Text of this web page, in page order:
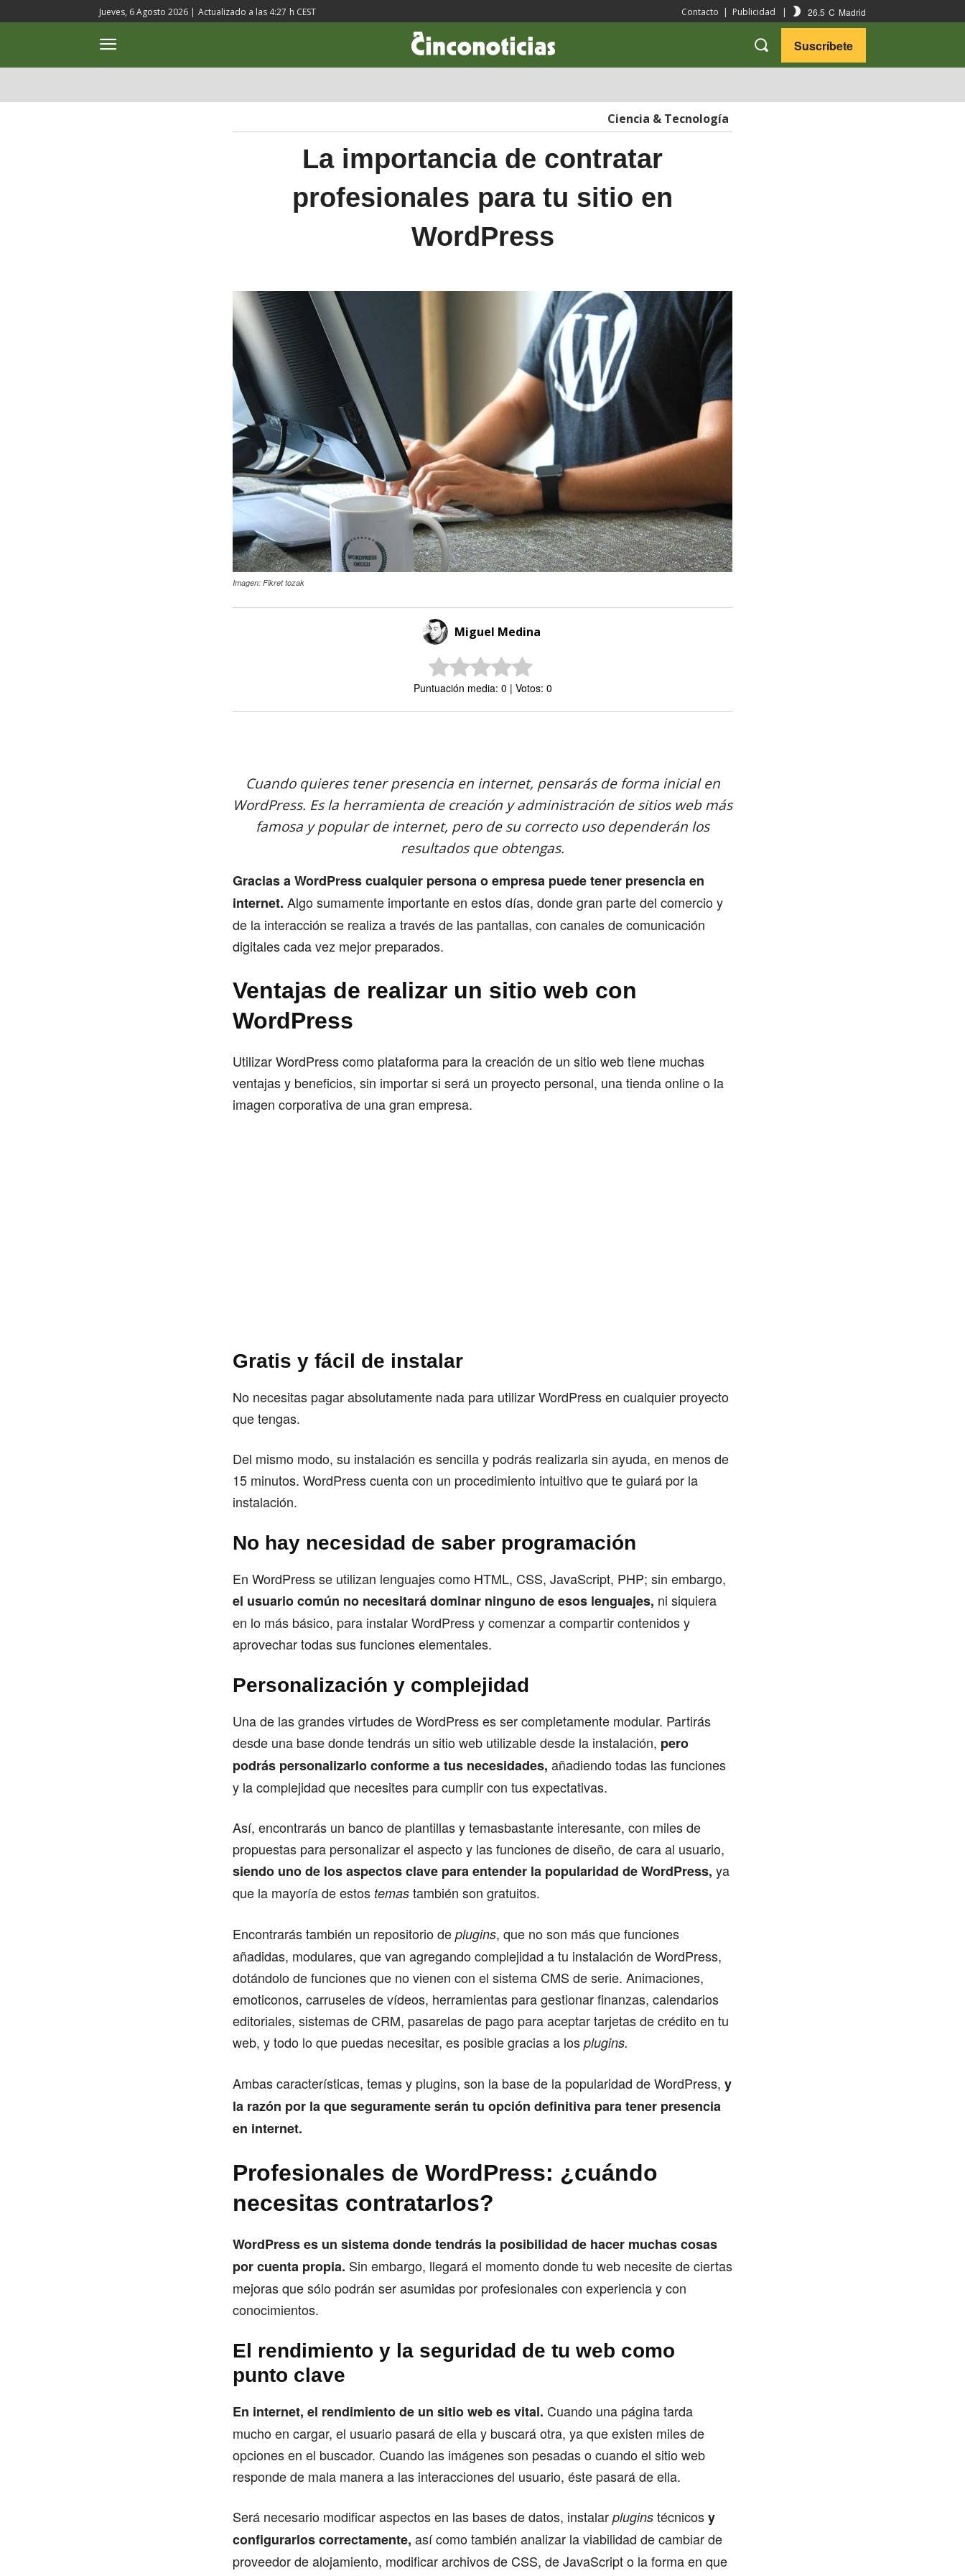
Jueves, 6 Agosto 2026 | Actualizado a las 4:27 h CEST Contacto | Publicidad | 26.5 C Madrid
Suscríbete
Ciencia & Tecnología
La importancia de contratar
profesionales para tu sitio en
WordPress
Imagen: Fikret tozak
Miguel Medina
Puntuación media: 0 | Votos: 0
Cuando quieres tener presencia en internet, pensarás de forma inicial en
WordPress. Es la herramienta de creación y administración de sitios web más
famosa y popular de internet, pero de su correcto uso dependerán los
resultados que obtengas.
Gracias a WordPress cualquier persona o empresa puede tener presencia en
internet. Algo sumamente importante en estos días, donde gran parte del comercio y
de la interacción se realiza a través de las pantallas, con canales de comunicación
digitales cada vez mejor preparados.
Ventajas de realizar un sitio web con
WordPress
Utilizar WordPress como plataforma para la creación de un sitio web tiene muchas
ventajas y beneficios, sin importar si será un proyecto personal, una tienda online o la
imagen corporativa de una gran empresa.
Gratis y fácil de instalar
No necesitas pagar absolutamente nada para utilizar WordPress en cualquier proyecto
que tengas.
Del mismo modo, su instalación es sencilla y podrás realizarla sin ayuda, en menos de
15 minutos. WordPress cuenta con un procedimiento intuitivo que te guiará por la
instalación.
No hay necesidad de saber programación
En WordPress se utilizan lenguajes como HTML, CSS, JavaScript, PHP; sin embargo,
el usuario común no necesitará dominar ninguno de esos lenguajes, ni siquiera
en lo más básico, para instalar WordPress y comenzar a compartir contenidos y
aprovechar todas sus funciones elementales.
Personalización y complejidad
Una de las grandes virtudes de WordPress es ser completamente modular. Partirás
desde una base donde tendrás un sitio web utilizable desde la instalación, pero
podrás personalizarlo conforme a tus necesidades, añadiendo todas las funciones
y la complejidad que necesites para cumplir con tus expectativas.
Así, encontrarás un banco de plantillas y temasbastante interesante, con miles de
propuestas para personalizar el aspecto y las funciones de diseño, de cara al usuario,
siendo uno de los aspectos clave para entender la popularidad de WordPress, ya
que la mayoría de estos temas también son gratuitos.
Encontrarás también un repositorio de plugins, que no son más que funciones
añadidas, modulares, que van agregando complejidad a tu instalación de WordPress,
dotándolo de funciones que no vienen con el sistema CMS de serie. Animaciones,
emoticonos, carruseles de vídeos, herramientas para gestionar finanzas, calendarios
editoriales, sistemas de CRM, pasarelas de pago para aceptar tarjetas de crédito en tu
web, y todo lo que puedas necesitar, es posible gracias a los plugins.
Ambas características, temas y plugins, son la base de la popularidad de WordPress, y
la razón por la que seguramente serán tu opción definitiva para tener presencia
en internet.
Profesionales de WordPress: ¿cuándo
necesitas contratarlos?
WordPress es un sistema donde tendrás la posibilidad de hacer muchas cosas
por cuenta propia. Sin embargo, llegará el momento donde tu web necesite de ciertas
mejoras que sólo podrán ser asumidas por profesionales con experiencia y con
conocimientos.
El rendimiento y la seguridad de tu web como
punto clave
En internet, el rendimiento de un sitio web es vital. Cuando una página tarda
mucho en cargar, el usuario pasará de ella y buscará otra, ya que existen miles de
opciones en el buscador. Cuando las imágenes son pesadas o cuando el sitio web
responde de mala manera a las interacciones del usuario, éste pasará de ella.
Será necesario modificar aspectos en las bases de datos, instalar plugins técnicosy
configurarlos correctamente, así como también analizar la viabilidad de cambiar de
proveedor de alojamiento, modificar archivos de CSS, de JavaScript o la forma en que